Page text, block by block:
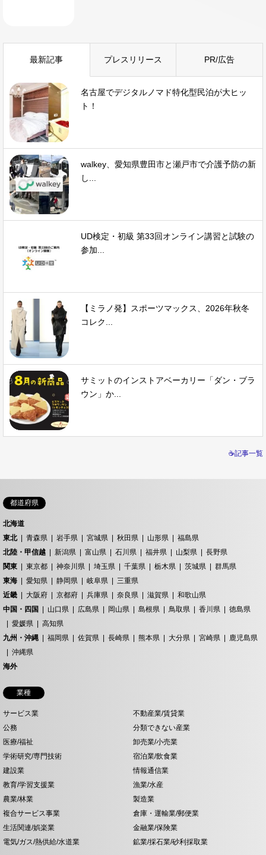
最新記事 プレスリリース PR/広告
名古屋でデジタルノマド特化型民泊が大ヒッ
ト！
walkey、愛知県豊田市と瀬戸市で介護予防の新
し...
UD検定・初級 第33回オンライン講習と試験の
参加...
【ミラノ発】スポーツマックス、2026年秋冬
コレク...
サミットのインストアベーカリー「ダン・ブラ
ウン」か...
☕記事一覧
都道府県
北海道
東北
青森県 岩手県 宮城県 秋田県 山形県
福島県
北陸・甲信越
新潟県 富山県 石川県 福井県 山梨県
長野県
関東
東京都 神奈川県 埼玉県 千葉県 栃木県 茨城県
群馬県
東海
愛知県 静岡県 岐阜県
三重県
近畿
大阪府 京都府 兵庫県 奈良県 滋賀県
和歌山県
中国・四国
山口県 広島県 岡山県 島根県 鳥取県 香川県
徳島県
愛媛県
高知県
九州・沖縄
福岡県 佐賀県 長崎県 熊本県 大分県 宮崎県
鹿児島県
沖縄県
海外
業種
サービス業
不動産業/賃貸業
公務
分類できない産業
医療/福祉
卸売業/小売業
学術研究/専門技術
宿泊業/飲食業
建設業
情報通信業
教育/学習支援業
漁業/水産
農業/林業
製造業
複合サービス事業
倉庫・運輸業/郵便業
生活関連/娯楽業
金融業/保険業
電気/ガス/熱供給/水道業
鉱業/採石業/砂利採取業